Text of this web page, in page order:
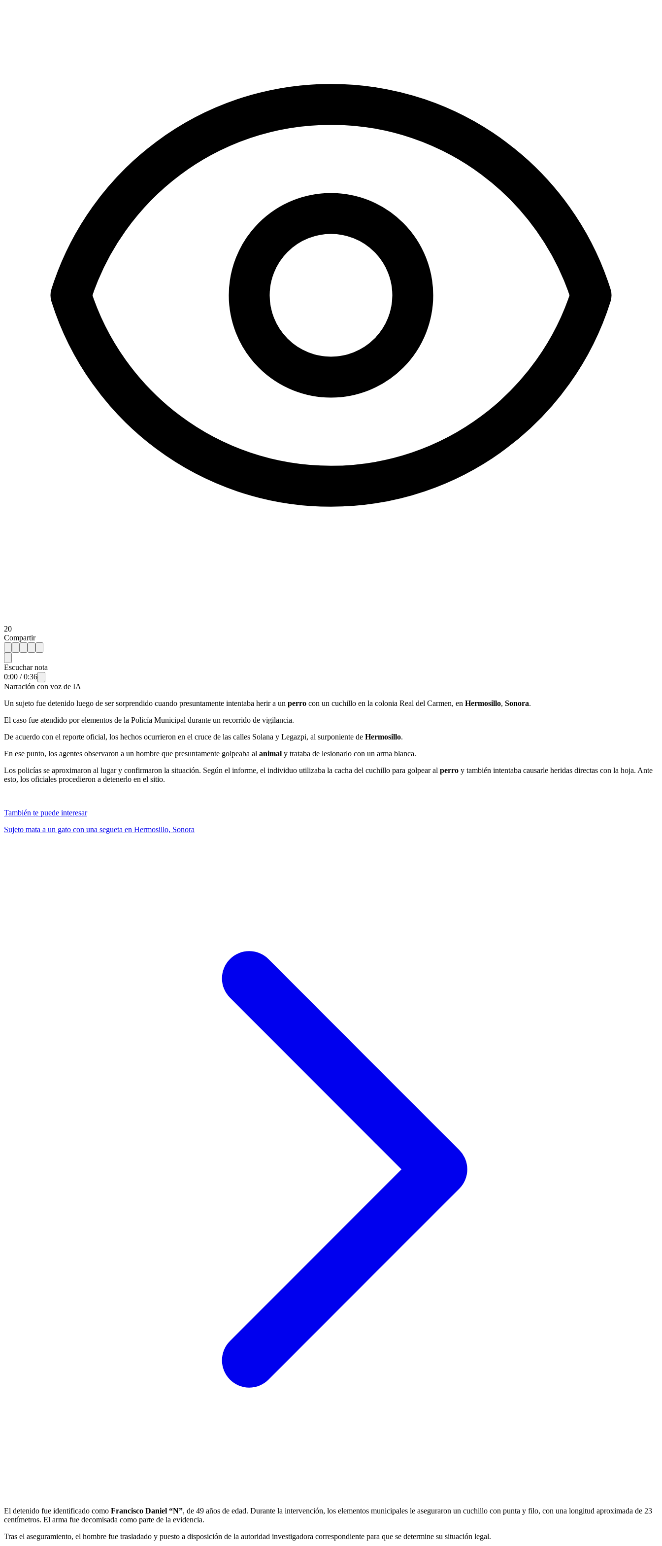
20
Compartir
Escuchar nota
0:00 /0:36
Narración con voz de IA
Un sujeto fue detenido luego de ser sorprendido cuando presuntamente intentaba herir a un perro con un cuchillo en la colonia Real del Carmen, en Hermosillo, Sonora.
El caso fue atendido por elementos de la Policía Municipal durante un recorrido de vigilancia.
De acuerdo con el reporte oficial, los hechos ocurrieron en el cruce de las calles Solana y Legazpi, al surponiente de Hermosillo.
En ese punto, los agentes observaron a un hombre que presuntamente golpeaba al animal y trataba de lesionarlo con un arma blanca.
Los policías se aproximaron al lugar y confirmaron la situación. Según el informe, el individuo utilizaba la cacha del cuchillo para golpear al perro y también intentaba causarle heridas directas con la hoja. Ante
esto, los oficiales procedieron a detenerlo en el sitio.
También te puede interesar
Sujeto mata a un gato con una segueta en Hermosillo, Sonora
El detenido fue identificado como Francisco Daniel “N”, de 49 años de edad. Durante la intervención, los elementos municipales le aseguraron un cuchillo con punta y filo, con una longitud aproximada de 23
centímetros. El arma fue decomisada como parte de la evidencia.
Tras el aseguramiento, el hombre fue trasladado y puesto a disposición de la autoridad investigadora correspondiente para que se determine su situación legal.